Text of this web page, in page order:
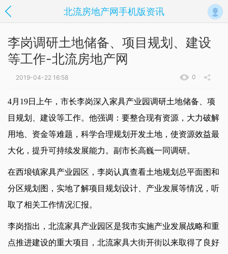
北流房地产网手机版资讯
李岗调研土地储备、项目规划、建设
等工作-北流房地产网
0
2019-04-22 16:58
4月 19日
上午，市长李岗深入家具产业园调研土地储备、项
目规划、建设等工作。他强调：要整合现有资源，大力破解
用地、资金等难题，科学合理规划开发土地，使资源效益最
大化，提升可持续发展能力。副市长高巍一同调研。
在西埌镇家具产业园区，李岗认真查看土地规划总平面图和
分区规划图，实地了解项目规划设计、产业发展等情况，听
取了相关工作情况汇报。
李岗指出，北流家具产业园区是我市实施产业发展战略和重
点推进建设的重大项目，北流家具大街开街以来取得了良好